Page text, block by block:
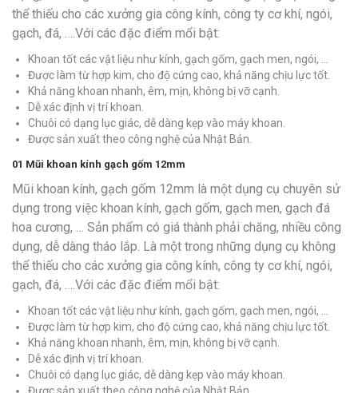
thể thiếu cho các xưởng gia công kính, công ty cơ khí, ngói,
gạch, đá, ….Với các đặc điểm mổi bật:
Khoan tốt các vật liệu như kính, gạch gốm, gạch men, ngói, …
Được làm từ hợp kim, cho độ cứng cao, khả năng chịu lực tốt.
Khả năng khoan nhanh, êm, mịn, không bị vỡ cạnh.
Dễ xác định vị trí khoan.
Chuôi có dạng lục giác, dễ dàng kẹp vào máy khoan.
Được sản xuất theo công nghệ của Nhật Bản.
01 Mũi khoan kính gạch gốm 12mm
Mũi khoan kính, gạch gốm 12mm là một dụng cụ chuyên sử
dụng trong việc khoan kính, gạch gốm, gạch men, gạch đá
hoa cương, … Sản phẩm có giá thành phải chăng, nhiều công
dụng, dễ dàng tháo lắp. Là một trong những dụng cụ không
thể thiếu cho các xưởng gia công kính, công ty cơ khí, ngói,
gạch, đá, ….Với các đặc điểm mổi bật:
Khoan tốt các vật liệu như kính, gạch gốm, gạch men, ngói, …
Được làm từ hợp kim, cho độ cứng cao, khả năng chịu lực tốt.
Khả năng khoan nhanh, êm, mịn, không bị vỡ cạnh.
Dễ xác định vị trí khoan.
Chuôi có dạng lục giác, dễ dàng kẹp vào máy khoan.